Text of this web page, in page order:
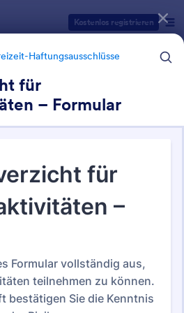
Kostenlos registrieren
Haftungsausschlüsse
für
– Formular